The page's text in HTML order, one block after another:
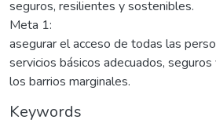
seguros, resilientes y sostenibles.
Meta 1:
asegurar el acceso de todas las
servicios básicos adecuados,
los barrios marginales.
Keywords